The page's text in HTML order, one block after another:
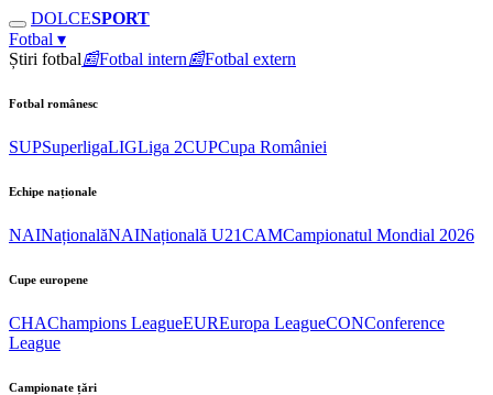
DOLCESPORT
Fotbal ▾
Știri fotbal📰Fotbal intern📰Fotbal extern
Fotbal românesc
SUPSuperligaLIGLiga 2CUPCupa României
Echipe naționale
NAINaționalăNAINațională U21CAMCampionatul Mondial 2026
Cupe europene
CHAChampions LeagueEUREuropa LeagueCONConference
League
Campionate țări